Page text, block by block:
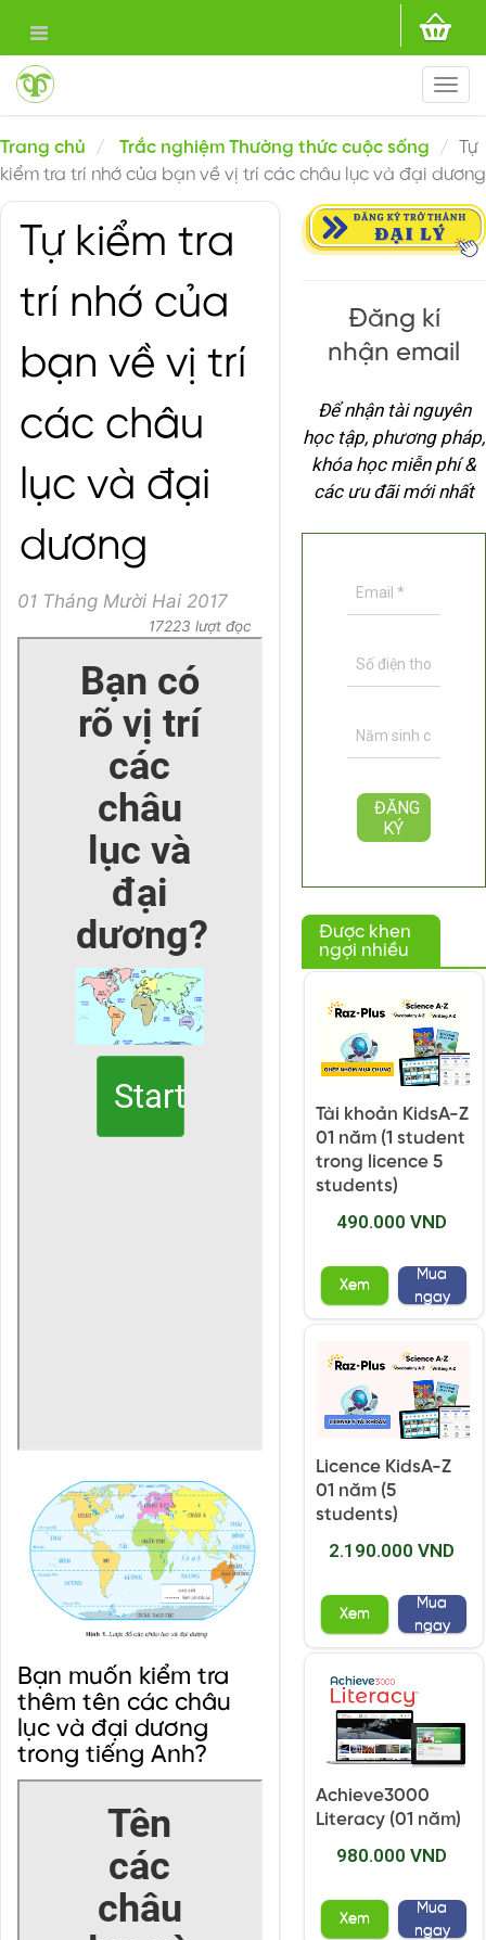
Trang chủ Trắc nghiệm Thường thức cuộc sống
Tự
kiểm tra trí nhớ của bạn về vị trí các châu lục và đại dương
Tự kiểm tra
trí nhớ của
bạn về vị trí
các châu
lục và đại
dương
01 Tháng Mười Hai 2017
17223 lượt đọc
Bạn muốn kiểm tra
thêm tên các châu
lục và đại dương
trong tiếng Anh?
Đăng kí
nhận email
Để nhận tài nguyên
học tập, phương pháp,
khóa học miễn phí &
các ưu đãi mới nhất
Được khen
ngợi nhiều
Tài khoản KidsA-Z
01 năm (1 student
trong licence 5
students)
490.000 VND
Xem
Mua
ngay
Licence KidsA-Z
01 năm (5
students)
2.190.000 VND
Xem
Mua
ngay
Achieve3000
Literacy (01 năm)
980.000 VND
Xem
Mua
ngay